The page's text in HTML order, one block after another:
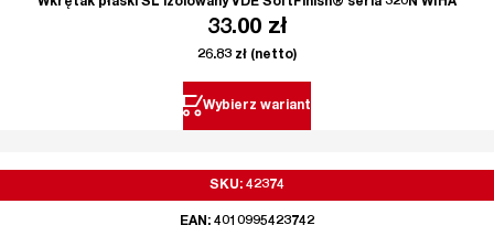
33.00 zł
26.83 zł (netto)
Wybierz wariant
SKU: 42374
EAN: 4010995423742